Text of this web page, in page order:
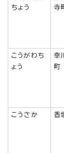
ちょう
寺
こうがわち
ょう
幸川
町
こうさか 香